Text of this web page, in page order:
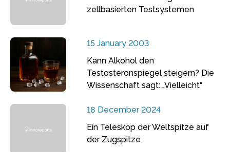
zellbasierten Testsystemen
15 January 2003
Kann Alkohol den
Testosteronspiegel steigern? Die
Wissenschaft sagt: „Vielleicht“
18 December 2024
Ein Teleskop der Weltspitze auf
der Zugspitze